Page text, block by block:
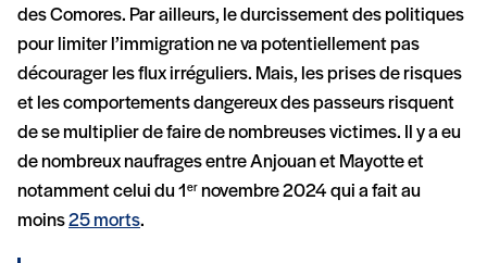
des Comores. Par ailleurs, le durcissement des politiques
pour limiter l’immigration ne va potentiellement pas
décourager les flux irréguliers. Mais, les prises de risques
et les comportements dangereux des passeurs risquent
de se multiplier de faire de nombreuses victimes. Il y a eu
de nombreux naufrages entre Anjouan et Mayotte et
notamment celui du 1er novembre 2024 qui a fait au
moins25 morts.